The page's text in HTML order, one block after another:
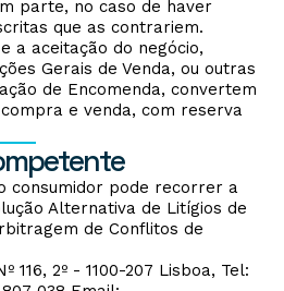
parte, no caso de haver
que as contrariem.
a aceitação do negócio,
Gerais de Venda, ou outras
de Encomenda, convertem
e venda, com reserva
consumidor pode recorrer a
Alternativa de Litígios de
de Conflitos de
116, 2º - 1100-207 Lisboa, Tel: